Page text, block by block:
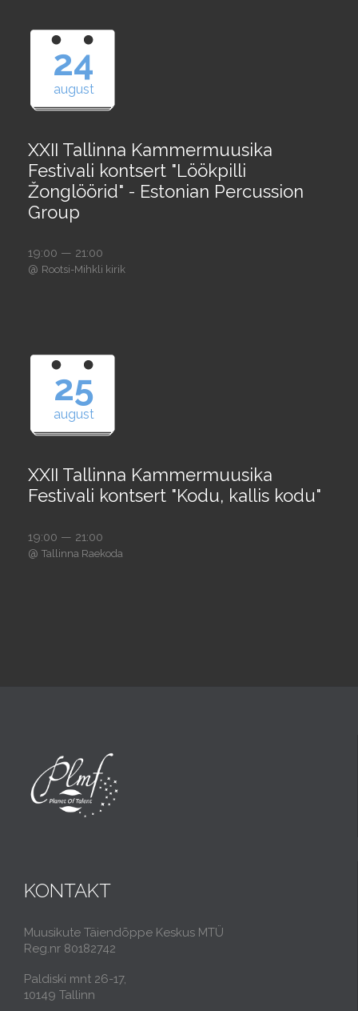
24
august
XXII Tallinna Kammermuusika
Festivali kontsert "Löökpilli
Žonglöörid" - Estonian Percussion
Group
19:00 — 21:00
@ Rootsi-Mihkli kirik
25
august
XXII Tallinna Kammermuusika
Festivali kontsert "Kodu, kallis kodu"
19:00 — 21:00
@ Tallinna Raekoda
KONTAKT
Muusikute Täiendõppe Keskus MTÜ
Reg.nr 80182742
Paldiski mnt 26-17,
10149 Tallinn